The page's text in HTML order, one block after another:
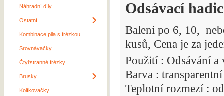
Náhradní díly
Ostatní
Kombinace pila s frézkou
Srovnávačky
Čtyřstranné frézky
Brusky
Kolíkovačky
Odsávací
Balení po 6, 10,
kusů, Cena je za
Použití : Odsávání
Barva :
Teplotní rozmezí :